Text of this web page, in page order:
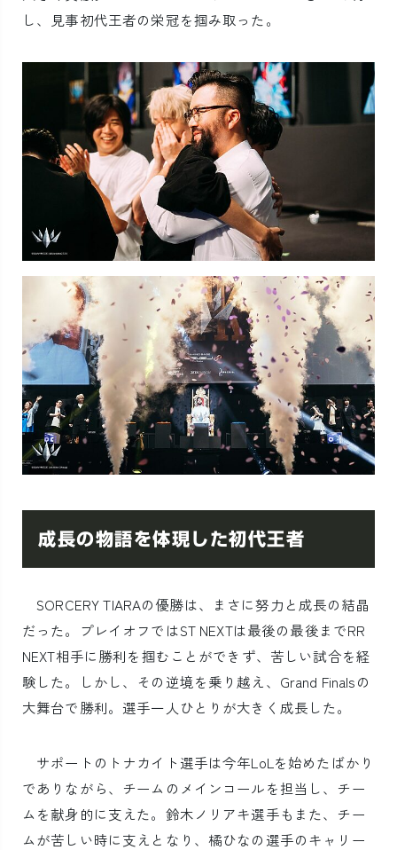
し、見事初代王者の栄冠を掴み取った。
成長の物語を体現した初代王者
SORCERY TIARAの優勝は、まさに努力と成長の結晶
だった。プレイオフではST NEXTは最後の最後までRR
NEXT相手に勝利を掴むことができず、苦しい試合を経
験した。しかし、その逆境を乗り越え、Grand Finalsの
大舞台で勝利。選手一人ひとりが大きく成長した。
サポートのトナカイト選手は今年LoLを始めたばかり
でありながら、チームのメインコールを担当し、チー
ムを献身的に支えた。鈴木ノリアキ選手もまた、チー
ムが苦しい時に支えとなり、橘ひなの選手のキャリー